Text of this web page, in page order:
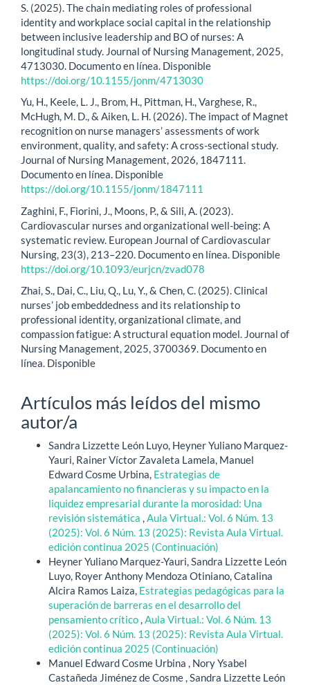
S. (2025). The chain mediating roles of professional
identity and workplace social capital in the relationship
between inclusive leadership and BO of nurses: A
longitudinal study. Journal of Nursing Management, 2025,
4713030. Documento en línea. Disponible
https://doi.org/10.1155/jonm/4713030
Yu, H., Keele, L. J., Brom, H., Pittman, H., Varghese, R.,
McHugh, M. D., & Aiken, L. H. (2026). The impact of Magnet
recognition on nurse managers’ assessments of work
environment, quality, and safety: A cross-sectional study.
Journal of Nursing Management, 2026, 1847111.
Documento en línea. Disponible
https://doi.org/10.1155/jonm/1847111
Zaghini, F., Fiorini, J., Moons, P., & Sili, A. (2023).
Cardiovascular nurses and organizational well-being: A
systematic review. European Journal of Cardiovascular
Nursing, 23(3), 213–220. Documento en línea. Disponible
https://doi.org/10.1093/eurjcn/zvad078
Zhai, S., Dai, C., Liu, Q., Lu, Y., & Chen, C. (2025). Clinical
nurses’ job embeddedness and its relationship to
professional identity, organizational climate, and
compassion fatigue: A structural equation model. Journal of
Nursing Management, 2025, 3700369. Documento en
línea. Disponible
Artículos más leídos del mismo
autor/a
Sandra Lizzette León Luyo, Heyner Yuliano Marquez-
Yauri, Rainer Víctor Zavaleta Lamela, Manuel
Edward Cosme Urbina, Estrategias de
apalancamiento no financieras y su impacto en la
liquidez empresarial durante la morosidad: Una
revisión sistemática ,Aula Virtual.: Vol. 6 Núm. 13
(2025): Vol. 6 Núm. 13 (2025): Revista Aula Virtual.
edición continua 2025 (Continuación)
Heyner Yuliano Marquez-Yauri, Sandra Lizzette León
Luyo, Royer Anthony Mendoza Otiniano, Catalina
Alcira Ramos Laiza, Estrategias pedagógicas para la
superación de barreras en el desarrollo del
pensamiento crítico,Aula Virtual.: Vol. 6 Núm. 13
(2025): Vol. 6 Núm. 13 (2025): Revista Aula Virtual.
edición continua 2025 (Continuación)
Manuel Edward Cosme Urbina , Nory Ysabel
Castañeda Jiménez de Cosme , Sandra Lizzette León